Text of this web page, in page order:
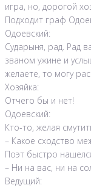
игра, но, дорогой
Подходит граф
Одоевский:
Сударыня, рад. Рад
званом ужине и
желаете, то могу
Хозяйка:
Отчего бы и нет!
Одоевский:
Кто-то, желая
– Какое сходство
Поэт быстро
– Ни на вас, ни на
Ведущий: